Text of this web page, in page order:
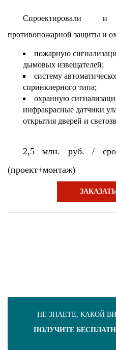
Спроектировали
противопожарной защиты и
пожарную
дымовых извещателей;
систему
спринклерного типа;
охранную
инфракрасные датчики
открытия дверей и
2,5 млн. руб. /
(проект+монтаж)
НЕ ЗНАЕТЕ, КАКОЙ
ПОЛУЧИТЕ